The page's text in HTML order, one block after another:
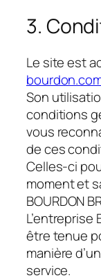
3.
Le site est
Son
conditions
vous
de ces
Celles-ci
moment et
BOURDON
L’entreprise
être tenue
manière
service.